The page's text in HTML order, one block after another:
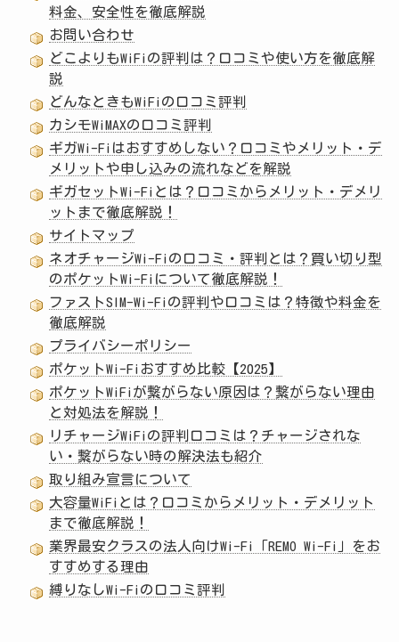
料金、安全性を徹底解説
お問い合わせ
どこよりもWiFiの評判は？口コミや使い方を徹底解
説
どんなときもWiFiの口コミ評判
カシモWiMAXの口コミ評判
ギガWi-Fiはおすすめしない？口コミやメリット・デ
メリットや申し込みの流れなどを解説
ギガセットWi-Fiとは？口コミからメリット・デメリ
ットまで徹底解説！
サイトマップ
ネオチャージWi-Fiの口コミ・評判とは？買い切り型
のポケットWi-Fiについて徹底解説！
ファストSIM-Wi-Fiの評判や口コミは？特徴や料金を
徹底解説
プライバシーポリシー
ポケットWi-Fiおすすめ比較【2025】
ポケットWiFiが繋がらない原因は？繋がらない理由
と対処法を解説！
リチャージWiFiの評判口コミは？チャージされな
い・繋がらない時の解決法も紹介
取り組み宣言について
大容量WiFiとは？口コミからメリット・デメリット
まで徹底解説！
業界最安クラスの法人向けWi-Fi「REMO Wi-Fi」をお
すすめする理由
縛りなしWi-Fiの口コミ評判